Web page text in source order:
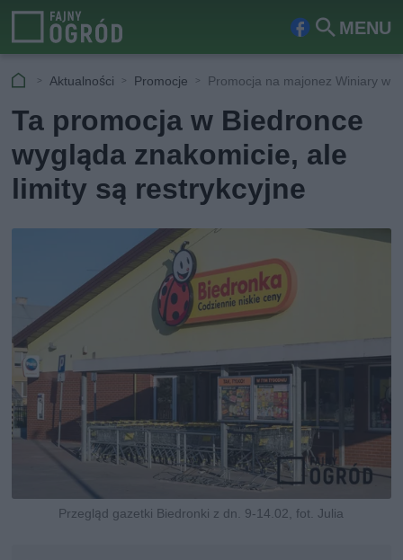
MENU
Fa
ook
Szu
Aktualności Promocje Promocja na majonez Winiary w
Ta promocja w Biedronce
wygląda znakomicie, ale
limity są restrykcyjne
Przegląd gazetki Biedronki z dn. 9-14.02, fot. Julia